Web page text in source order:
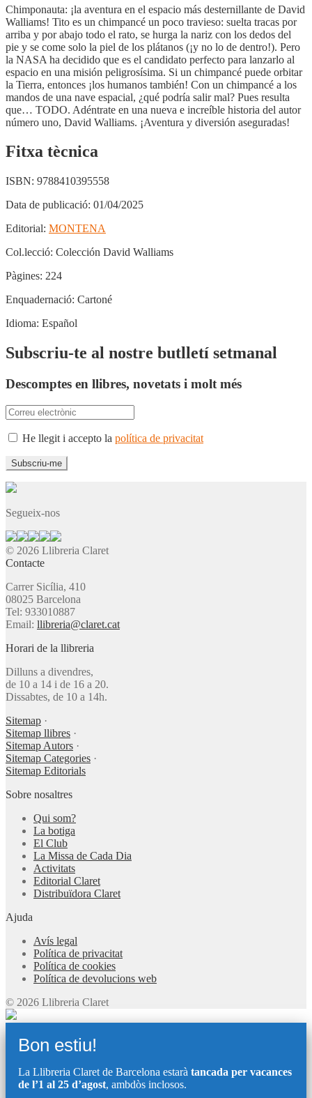
Chimponauta: ¡la aventura en el espacio más desternillante de David
Walliams! Tito es un chimpancé un poco travieso: suelta tracas por
arriba y por abajo todo el rato, se hurga la nariz con los dedos del
pie y se come solo la piel de los plátanos (¡y no lo de dentro!). Pero
la NASA ha decidido que es el candidato perfecto para lanzarlo al
espacio en una misión peligrosísima. Si un chimpancé puede orbitar
la Tierra, entonces ¡los humanos también! Con un chimpancé a los
mandos de una nave espacial, ¿qué podría salir mal? Pues resulta
que… TODO. Adéntrate en una nueva e increíble historia del autor
número uno, David Walliams. ¡Aventura y diversión aseguradas!
Fitxa tècnica
ISBN: 9788410395558
Data de publicació: 01/04/2025
Editorial: MONTENA
Col.lecció: Colección David Walliams
Pàgines: 224
Enquadernació: Cartoné
Idioma: Español
Subscriu-te al nostre butlletí setmanal
Descomptes en llibres, novetats i molt més
He llegit i accepto la política de privacitat
Segueix-nos
© 2026 Llibreria Claret
Contacte
Carrer Sicília, 410
08025 Barcelona
Tel: 933010887
Email: llibreria@claret.cat
Horari de la llibreria
Dilluns a divendres,
de 10 a 14 i de 16 a 20.
Dissabtes, de 10 a 14h.
Sitemap ·
Sitemap llibres ·
Sitemap Autors ·
Sitemap Categories ·
Sitemap Editorials
Sobre nosaltres
Qui som?
La botiga
El Club
La Missa de Cada Dia
Activitats
Editorial Claret
Distribuïdora Claret
Ajuda
Avís legal
Política de privacitat
Política de cookies
Política de devolucions web
© 2026 Llibreria Claret
Bon estiu!
La Llibreria Claret de Barcelona estarà tancada per vacances
de l’1 al 25 d’agost, ambdòs inclosos.